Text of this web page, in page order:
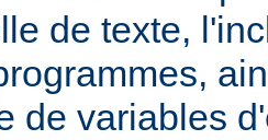
de texte,
de variables